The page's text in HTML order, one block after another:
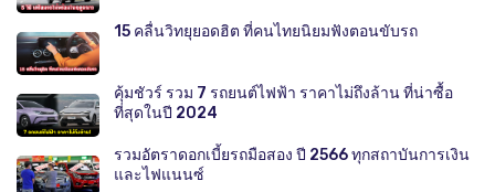
15 คลื่นวิทยุยอดฮิต ที่คนไทยนิยมฟังตอนขับรถ
คุ้มชัวร์ รวม 7 รถยนต์ไฟฟ้า ราคาไม่ถึงล้าน ที่น่าซื้อ
ที่สุดในปี 2024
รวมอัตราดอกเบี้ยรถมือสอง ปี 2566 ทุกสถาบันการเงิน
และไฟแนนซ์